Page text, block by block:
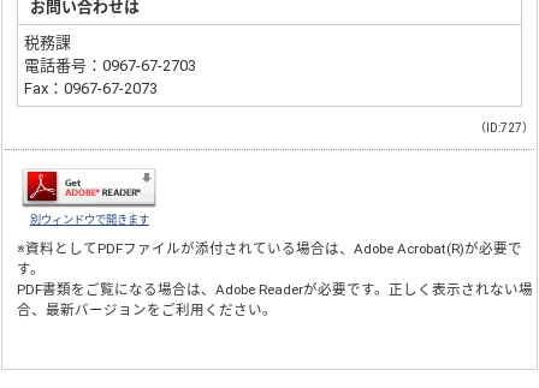
お問い合わせは
税務課
電話番号：0967-67-2703
Fax：0967-67-2073
（ID:727）
別ウィンドウで開きます
※資料としてPDFファイルが添付されている場合は、Adobe Acrobat(R)が必要で
す。
PDF書類をご覧になる場合は、Adobe Readerが必要です。正しく表示されない場
合、最新バージョンをご利用ください。